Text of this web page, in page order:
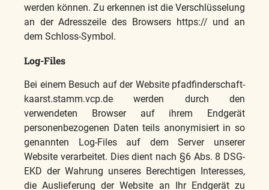
werden können. Zu erkennen ist die Verschlüsselung
an der Adresszeile des Browsers https:// und an
dem Schloss-Symbol.
Log-Files
Bei einem Besuch auf der Website pfadfinderschaft-
kaarst.stamm.vcp.de werden durch den
verwendeten Browser auf ihrem Endgerät
personenbezogenen Daten teils anonymisiert in so
genannten Log-Files auf dem Server unserer
Website verarbeitet. Dies dient nach §6 Abs. 8 DSG-
EKD der Wahrung unseres Berechtigen Interesses,
die Auslieferung der Website an Ihr Endgerät zu